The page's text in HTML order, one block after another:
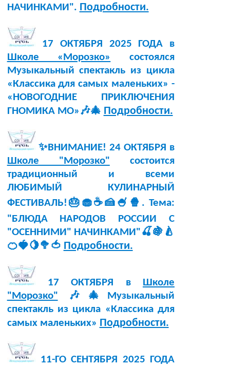
НАЧИНКАМИ". Подробности.
17 ОКТЯБРЯ 2025 ГОДА в
Школе «Морозко»
состоялся
Музыкальный спектакль из цикла
«Классика для самых маленьких» -
«НОВОГОДНИЕ ПРИКЛЮЧЕНИЯ
ГНОМИКА МО»🎶🎄 Подробности.
✨ВНИМАНИЕ! 24 ОКТЯБРЯ в
Школе "Морозко" состоится
традиционный и всеми
ЛЮБИМЫЙ КУЛИНАРНЫЙ
ФЕСТИВАЛЬ!🎂🧁☕🍰🍧🍿. Тема:
"БЛЮДА НАРОДОВ РОССИИ С
"ОСЕННИМИ" НАЧИНКАМИ"🍒🍇🍐
🍊🍓🍋🥦🍅 Подробности.
17 ОКТЯБРЯ в Школе
"Морозко" 🎶🎄Музыкальный
спектакль из цикла «Классика для
самых маленьких» Подробности.
11-ГО СЕНТЯБРЯ 2025 ГОДА